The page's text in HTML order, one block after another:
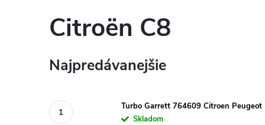
Citroën C8
Najpredávanejšie
Turbo Garrett 764609 Citroen
Skladom